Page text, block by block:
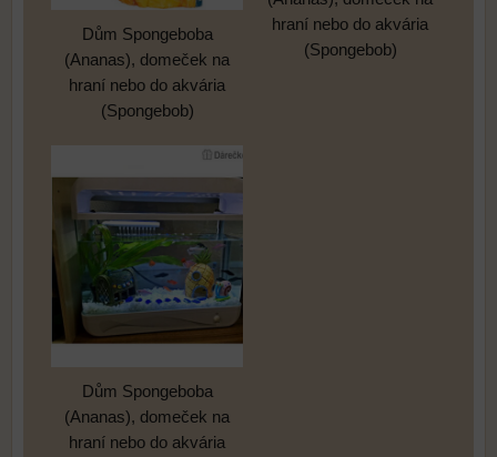
Dům Spongeboba
(Ananas), domeček na
hraní nebo do akvária
(Spongebob)
hraní nebo do akvária
(Spongebob)
Dům Spongeboba
(Ananas), domeček na
hraní nebo do akvária